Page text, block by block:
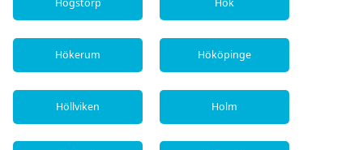
Hogstorp Hok
Hökerum Hököpinge
Höllviken Holm